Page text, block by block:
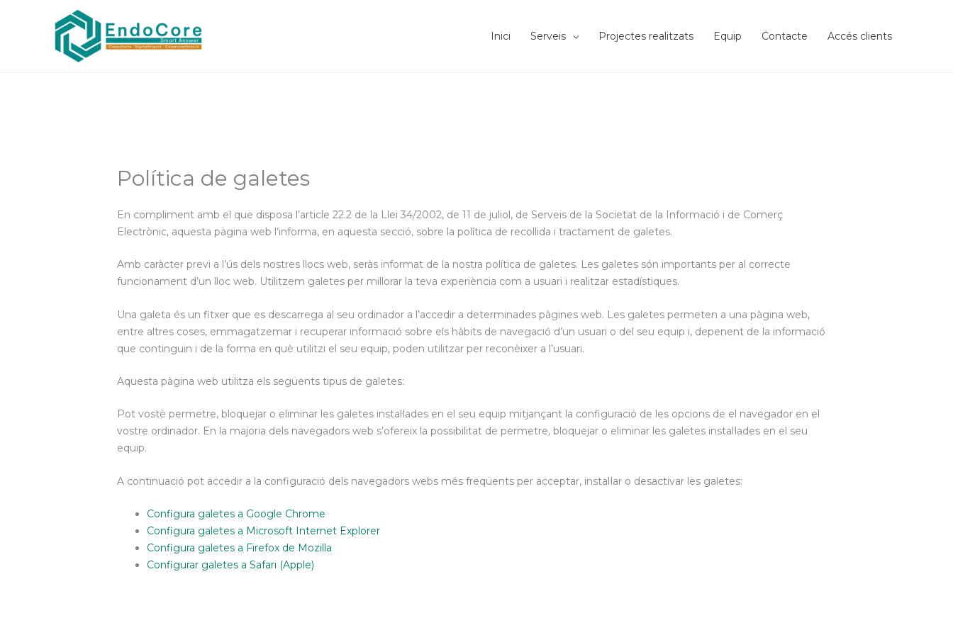
Inici Serveis Projectes realitzats Equip Contacte Accés clients
Política de galetes
En compliment amb el que disposa l’article 22.2 de la Llei 34/2002, de 11 de juliol, de Serveis de la Societat de la Informació i de Comerç
Electrònic, aquesta pàgina web l’informa, en aquesta secció, sobre la política de recollida i tractament de galetes.
Amb caràcter previ a l’ús dels nostres llocs web, seràs informat de la nostra política de galetes. Les galetes són importants per al correcte
funcionament d’un lloc web. Utilitzem galetes per millorar la teva experiència com a usuari i realitzar estadístiques.
Una galeta és un fitxer que es descarrega al seu ordinador a l’accedir a determinades pàgines web. Les galetes permeten a una pàgina web,
entre altres coses, emmagatzemar i recuperar informació sobre els hàbits de navegació d’un usuari o del seu equip i, depenent de la informació
que continguin i de la forma en què utilitzi el seu equip, poden utilitzar per reconèixer a l’usuari.
Aquesta pàgina web utilitza els següents tipus de galetes:
Pot vostè permetre, bloquejar o eliminar les galetes instal·lades en el seu equip mitjançant la configuració de les opcions de el navegador en el
vostre ordinador. En la majoria dels navegadors web s’ofereix la possibilitat de permetre, bloquejar o eliminar les galetes instal·lades en el seu
equip.
A continuació pot accedir a la configuració dels navegadors webs més freqüents per acceptar, instal·lar o desactivar les galetes:
Configura galetes a Google Chrome
Configura galetes a Microsoft Internet Explorer
Configura galetes a Firefox de Mozilla
Configurar galetes a Safari (Apple)